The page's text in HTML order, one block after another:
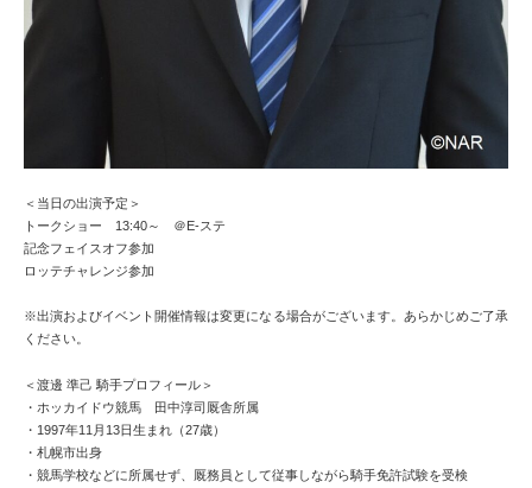
＜当日の出演予定＞
トークショー 13:40～ ＠E-ステ
記念フェイスオフ参加
ロッテチャレンジ参加
※出演およびイベント開催情報は変更になる場合がございます。あらかじめご了承
ください。
＜渡邊 準己 騎手プロフィール＞
・ホッカイドウ競馬 田中淳司厩舎所属
・1997年11月13日生まれ（27歳）
・札幌市出身
・競馬学校などに所属せず、厩務員として従事しながら騎手免許試験を受検